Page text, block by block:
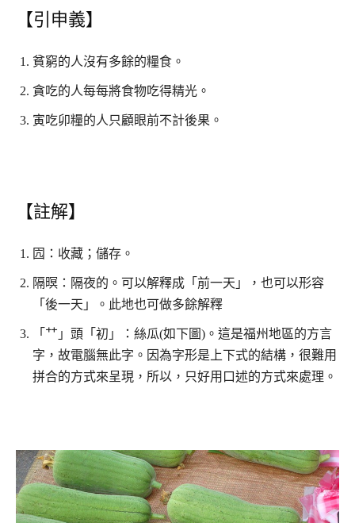
【引申義】
貧窮的人沒有多餘的糧食。
貪吃的人每每將食物吃得精光。
寅吃卯糧的人只顧眼前不計後果。
【註解】
囥：收藏；儲存。
隔暝：隔夜的。可以解釋成「前一天」，也可以形容
「後一天」。此地也可做多餘解釋
「艹」頭「初」：絲瓜(如下圖)。這是福州地區的方言
字，故電腦無此字。因為字形是上下式的結構，很難用
拼合的方式來呈現，所以，只好用口述的方式來處理。